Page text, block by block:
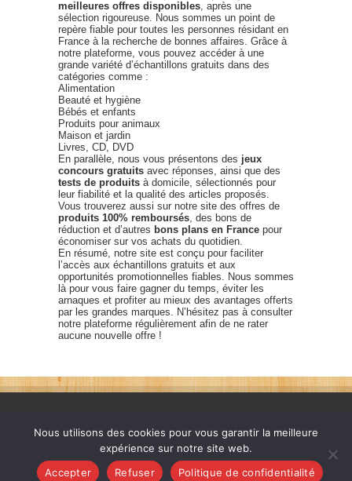
meilleures offres disponibles, après une
sélection rigoureuse. Nous sommes un point de
repère fiable pour toutes les personnes résidant en
France à la recherche de bonnes affaires. Grâce à
notre plateforme, vous pouvez accéder à une
grande variété d’échantillons gratuits dans des
catégories comme :
Alimentation
Beauté et hygiène
Bébés et enfants
Produits pour animaux
Maison et jardin
Livres, CD, DVD
En parallèle, nous vous présentons des jeux
concours gratuits avec réponses, ainsi que des
tests de produits à domicile, sélectionnés pour
leur fiabilité et la qualité des articles proposés.
Vous trouverez aussi sur notre site des offres de
produits 100% remboursés, des bons de
réduction et d’autres bons plans en France pour
économiser sur vos achats du quotidien.
En résumé, notre site est conçu pour faciliter
l’accès aux échantillons gratuits et aux
opportunités promotionnelles fiables. Nous sommes
là pour vous faire gagner du temps, éviter les
arnaques et profiter au mieux des avantages offerts
par les grandes marques. N’hésitez pas à consulter
notre plateforme régulièrement afin de ne rater
aucune nouvelle offre !
France échantillons gratuits © 2026. Tous les droits sont
Nous utilisons des cookies pour vous garantir la meilleure
expérience sur notre site web.
Accepter
Refuser Politique de confidentialité